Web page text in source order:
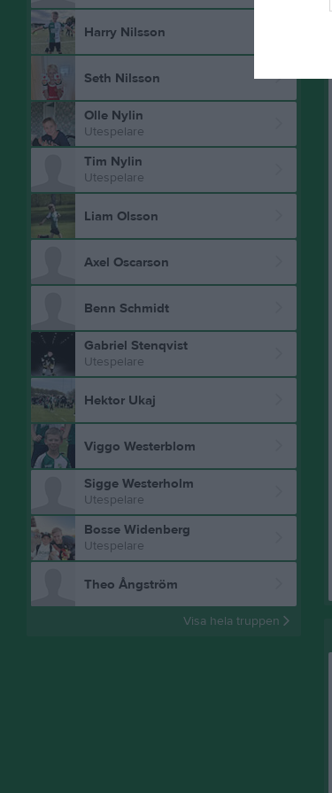
Harry Nilsson
Seth Nilsson
Olle Nylin
Utespelare
Tim Nylin
Utespelare
Liam Olsson
Axel Oscarson
Benn Schmidt
Gabriel Stenqvist
Utespelare
Hektor Ukaj
Viggo Westerblom
Sigge Westerholm
Utespelare
Bosse Widenberg
Utespelare
Theo Ångström
Visa hela truppen